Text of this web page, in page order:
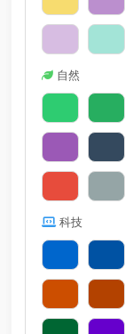
自然
科技